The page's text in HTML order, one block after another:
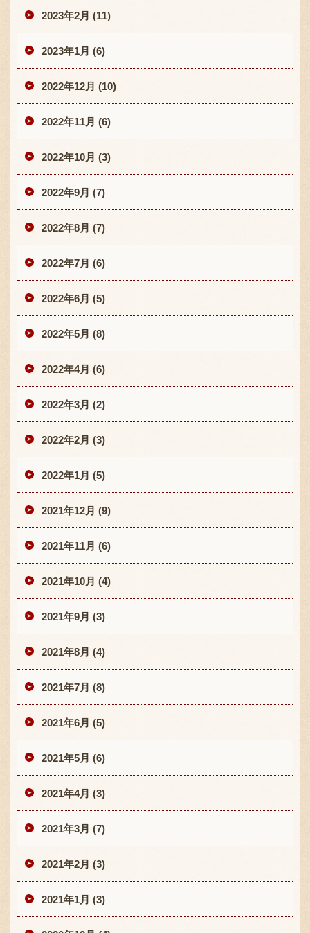
2023年2月 (11)
2023年1月 (6)
2022年12月 (10)
2022年11月 (6)
2022年10月 (3)
2022年9月 (7)
2022年8月 (7)
2022年7月 (6)
2022年6月 (5)
2022年5月 (8)
2022年4月 (6)
2022年3月 (2)
2022年2月 (3)
2022年1月 (5)
2021年12月 (9)
2021年11月 (6)
2021年10月 (4)
2021年9月 (3)
2021年8月 (4)
2021年7月 (8)
2021年6月 (5)
2021年5月 (6)
2021年4月 (3)
2021年3月 (7)
2021年2月 (3)
2021年1月 (3)